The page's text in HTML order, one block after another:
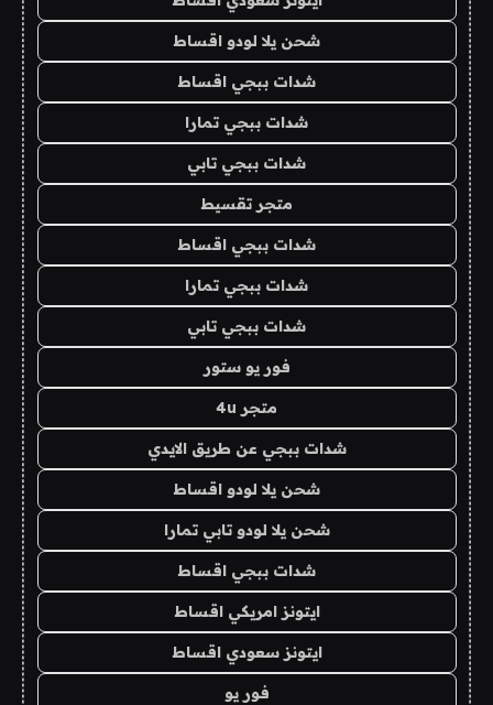
شحن يلا لودو اقساط
شدات ببجي اقساط
شدات ببجي تمارا
شدات ببجي تابي
متجر تقسيط
شدات ببجي اقساط
شدات ببجي تمارا
شدات ببجي تابي
فور يو ستور
متجر 4u
شدات ببجي عن طريق الايدي
شحن يلا لودو اقساط
شحن يلا لودو تابي تمارا
شدات ببجي اقساط
ايتونز امريكي اقساط
ايتونز سعودي اقساط
فور يو